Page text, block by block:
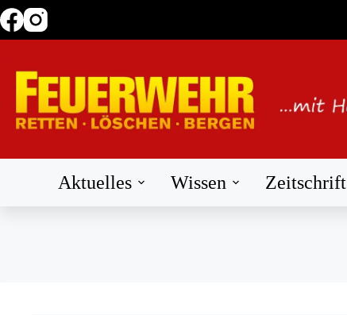
Zum
Inhalt
Aktuelles Wissen Zeitschrift